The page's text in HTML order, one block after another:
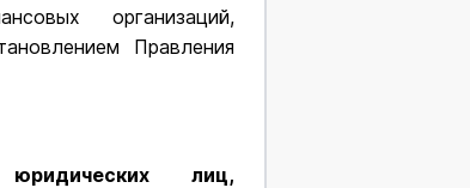
организаций,
Правления
юридических лиц,